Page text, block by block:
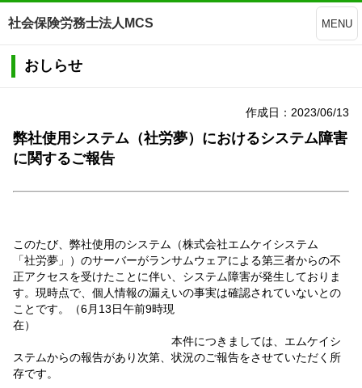
社会保険労務士法人MCS MENU
おしらせ
作成日：2023/06/13
弊社使用システム（社労夢）におけるシステム障害
に関するご報告
このたび、弊社使用のシステム（株式会社エムケイシステム
「社労夢」）のサーバーがランサムウェアによる第三者からの不
正アクセスを受けたことに伴い、システム障害が発生しておりま
す。現時点で、個人情報の漏えいの事実は確認されていないとの
ことです。（6月13日午前9時現
在）
本件につきましては、エムケイシ
ステムからの報告があり次第、状況のご報告をさせていただく所
存です。